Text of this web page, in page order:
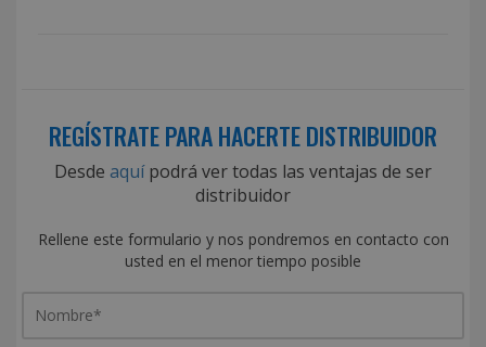
CÓD.:06050370
TORNILLO BROCA CABEZA PLANA PHILLIP.4,2X22,0
TORNILLO BROCA CABEZA PLANA PHILLIP.4,2X25,0
REGÍSTRATE PARA HACERTE DISTRIBUIDOR
Desde aquípodrá ver todas las ventajas de ser
distribuidor
Rellene este formulario y nos pondremos en contacto con
usted en el menor tiempo posible